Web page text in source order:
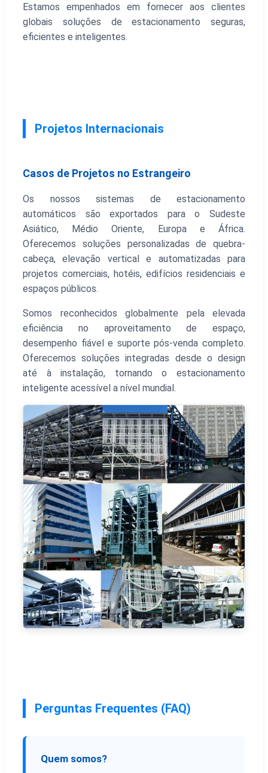
Estamos empenhados em fornecer aos clientes
globais soluções de estacionamento seguras,
eficientes e inteligentes.
Projetos Internacionais
Casos de Projetos no Estrangeiro
Os nossos sistemas de estacionamento
automáticos são exportados para o Sudeste
Asiático, Médio Oriente, Europa e África.
Oferecemos soluções personalizadas de quebra-
cabeça, elevação vertical e automatizadas para
projetos comerciais, hotéis, edifícios residenciais e
espaços públicos.
Somos reconhecidos globalmente pela elevada
eficiência no aproveitamento de espaço,
desempenho fiável e suporte pós-venda completo.
Oferecemos soluções integradas desde o design
até à instalação, tornando o estacionamento
inteligente acessível a nível mundial.
Perguntas Frequentes (FAQ)
Quem somos?